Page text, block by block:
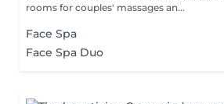
rooms for couples' massages an...
Face Spa
Face Spa Duo